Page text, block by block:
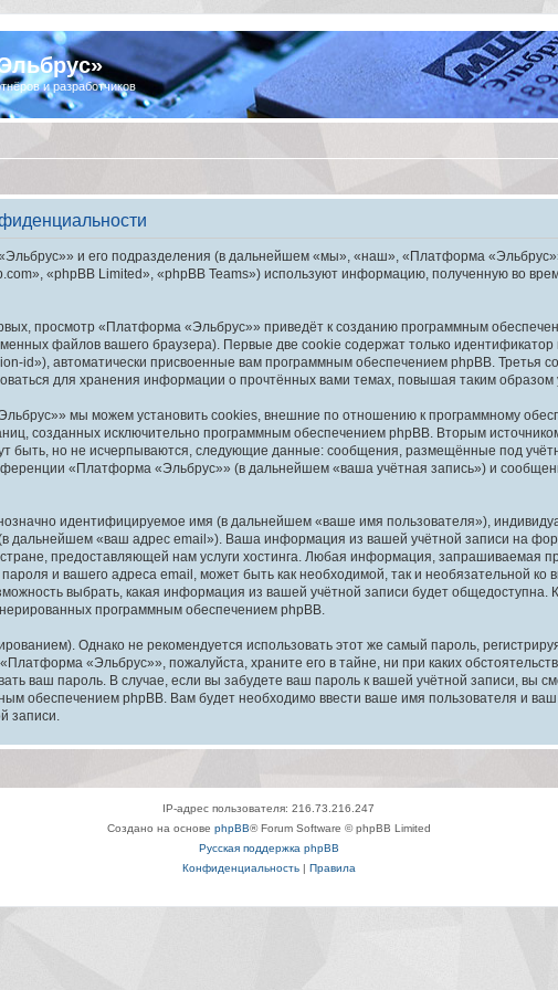
и разработчиков
и его подразделения (в дальнейшем «мы», «наш», «Платформа
«phpBB Limited», «phpBB Teams») используют информацию, полученную во
просмотр «Платформа «Эльбрус»» приведёт к созданию программным
файлов вашего браузера). Первые две cookie содержат только
id»), автоматически присвоенные вам программным обеспечением phpBB. Третья
для хранения информации о прочтённых вами темах, повышая таким образом
мы можем установить cookies, внешние по отношению к программному
созданных исключительно программным обеспечением phpBB. Вторым
быть, но не исчерпываются, следующие данные: сообщения, размещённые под
«Платформа «Эльбрус»» (в дальнейшем «ваша учётная запись») и
идентифицируемое имя (в дальнейшем «ваше имя пользователя»),
дальнейшем «ваш адрес email»). Ваша информация из вашей учётной записи на
предоставляющей нам услуги хостинга. Любая информация, запрашиваемая
и вашего адреса email, может быть как необходимой, так и необязательной
выбрать, какая информация из вашей учётной записи будет общедоступна.
программным обеспечением phpBB.
Однако не рекомендуется использовать этот же самый пароль,
«Эльбрус»», пожалуйста, храните его в тайне, ни при каких
ваш пароль. В случае, если вы забудете ваш пароль к вашей учётной записи, вы
обеспечением phpBB. Вам будет необходимо ввести ваше имя пользователя и
записи.
IP-адрес пользователя: 216.73.216.247
Создано на основе phpBB® Forum Software © phpBB Limited
Русская поддержка phpBB
Конфиденциальность| Правила